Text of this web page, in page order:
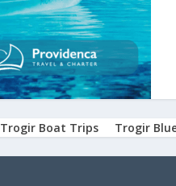
Trogir Boat Trips Trogir